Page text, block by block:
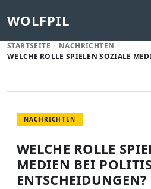
WOLFPIL
STARTSEITE
NACHRICHTEN
WELCHE ROLLE SPIELEN SOZIALE
NACHRICHTEN
WELCHE ROLLE
MEDIEN BEI
ENTSCHEIDUNGEN?